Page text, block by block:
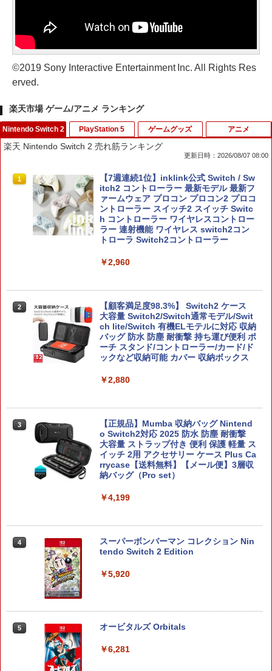
©2019 Sony Interactive Entertainment Inc. All Rights Res
erved.
楽天市場 ゲーム/アニメ ランキング
Nintendo Switch 2
楽天 Nintendo Switch 2 売れ筋ランキング
更新日時：2026/08/07 08:00
1
【7週連続1位】inklink公式 Switch / Sw
itch2 コントローラー 最新モデル 最新フ
ァームウェア プロコン プロコン2 プロコ
ントローラー スイッチ2 スイッチ Switc
h コントローラー ワイヤレスコントロー
ラー 連射機能 ワイヤレス switch2コン
トローラ Switch2コントローラー
￥2,960
2
【顧客満足度98.3%】 Switch2 ケース
大容量 Switch2/Switch通常モデル/Swit
ch lite/Switch 有機ELモテルに対応 収納
バッグ 防水 防塵 耐衝撃 持ち運び便利 ポ
ーチ スタンド/コントローラー/カード/ド
ックなど収納可能 カバー 収納ボックス
￥2,880
3
【正規品】Mumba 収納バッグ Nintend
o Switch2対応 2025 防水 防塵 耐衝撃
大容量 ストラップ付き 便利 保護 軽量 ス
イッチ 2用 アクセサリー ケース Plus Ca
rrycase【送料無料】【メール便】3層収
納バッグ（Pro set）
￥4,199
4
スーパーボンバーマン コレクション Nin
tendo Switch 2 Edition
￥5,920
5 オービタルズ Orbitals
￥6,281
PlayStation 5 ゲームグッズ アニメ